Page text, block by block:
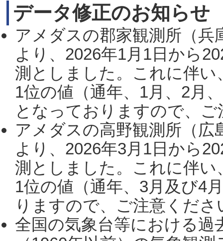
データ修正のお知らせ
アメダスの郡家観測所（
より、2026年1月1日から
測としました。これに伴い
1位の値（通年、1月、2月
となっておりますので、
アメダスの高野観測所（
より、2026年3月1日から
測としました。これに伴い
1位の値（通年、3月及び4
りますので、ご注意くだ
全国の気象台等における過